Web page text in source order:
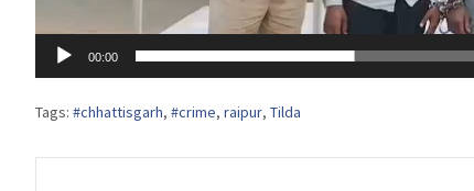
00:00
Tags: #chhattisgarh, #crime, raipur, Tilda